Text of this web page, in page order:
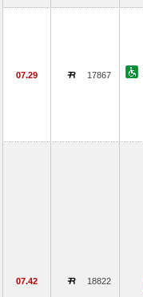
07.29 17867
07.42 18822